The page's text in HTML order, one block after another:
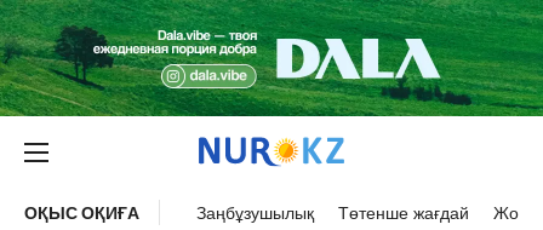
ОҚЫС ОҚИҒА Заңбұзушылық Төтенше жағдай Жол